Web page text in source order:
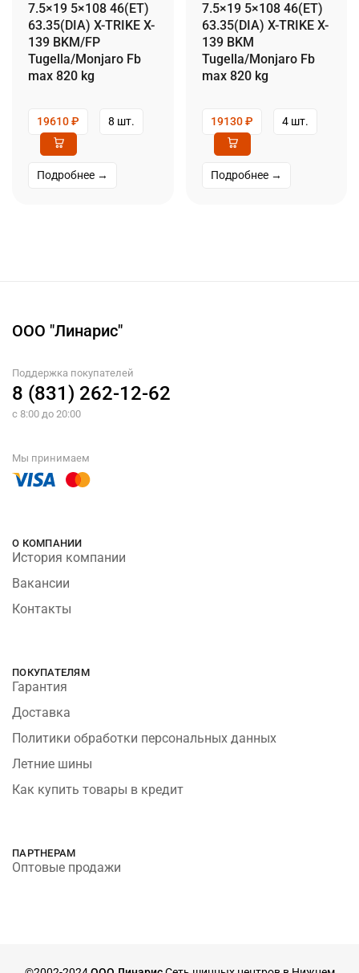
7.5×19 5×108 46(ET)
63.35(DIA) X-TRIKE X-
139 BKM/FP
Tugella/Monjaro Fb
max 820 kg
19610₽ 8 шт.
Подробнее →
7.5×19 5×108 46(ET)
63.35(DIA) X-TRIKE X-
139 BKM
Tugella/Monjaro Fb
max 820 kg
19130₽ 4 шт.
Подробнее →
ООО "Линарис"
Поддержка покупателей
8 (831) 262-12-62
с 8:00 до 20:00
Мы принимаем
О КОМПАНИИ
История компании
Вакансии
Контакты
ПОКУПАТЕЛЯМ
Гарантия
Доставка
Политики обработки персональных данных
Летние шины
Как купить товары в кредит
ПАРТНЕРАМ
Оптовые продажи